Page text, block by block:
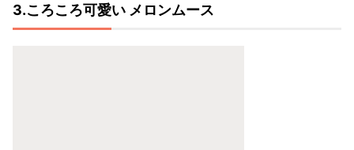
3.ころころ可愛い メロンムース